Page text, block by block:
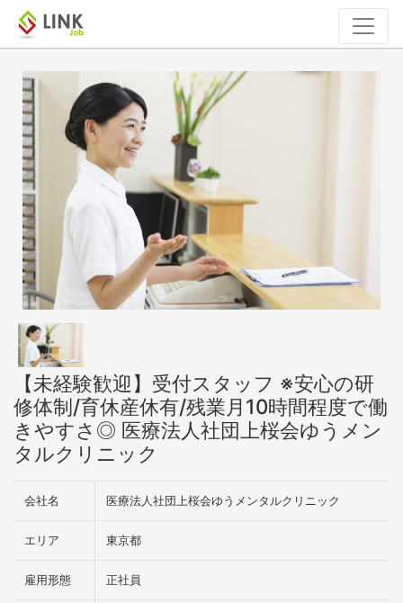
【未経験歓迎】受付スタッフ ※安心の研
修体制/育休産休有/残業月10時間程度で働
きやすさ◎ 医療法人社団上桜会ゆうメン
タルクリニック
会社名 医療法人社団上桜会ゆうメンタルクリニック
エリア 東京都
雇用形態 正社員